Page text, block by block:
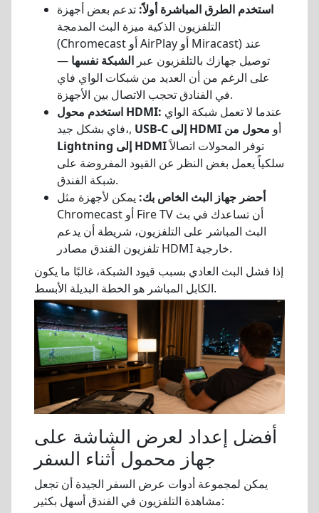
استخدم الطرق المباشرة أولاً: تدعم بعض أجهزة
التلفزيون الذكية ميزة البث المدمجة
(Chromecast أو AirPlay أو Miracast) عند
توصيل جهازك بالتلفزيون عبر الشبكة نفسها —
على الرغم من أن العديد من شبكات الواي فاي
في الفنادق تحجب الاتصال بين الأجهزة.
استخدم محول HDMI:
فاي بشكل جيد،,
USB-C إلى HDMI أو محول من
Lightning إلى HDMIتوفر المحولات اتصالاً
سلكياً يعمل بغض النظر عن القيود المفروضة على
شبكة الفندق.
أحضر جهاز البث الخاص بك: يمكن لأجهزة مثل
Chromecast أو Fire TV أن تساعدك في بث
البث المباشر على التلفزيون، شريطة أن يدعم
تلفزيون الفندق مصادر HDMI خارجية.
إذا فشل البث العادي بسبب قيود الشبكة، غالبًا ما يكون
الكابل المباشر هو الخطة البديلة الأبسط.
أفضل إعداد لعرض الشاشة على
جهاز محمول أثناء السفر
يمكن لمجموعة أدوات عرض السفر الجيدة أن تجعل
مشاهدة التلفزيون في الفندق أسهل بكثير: